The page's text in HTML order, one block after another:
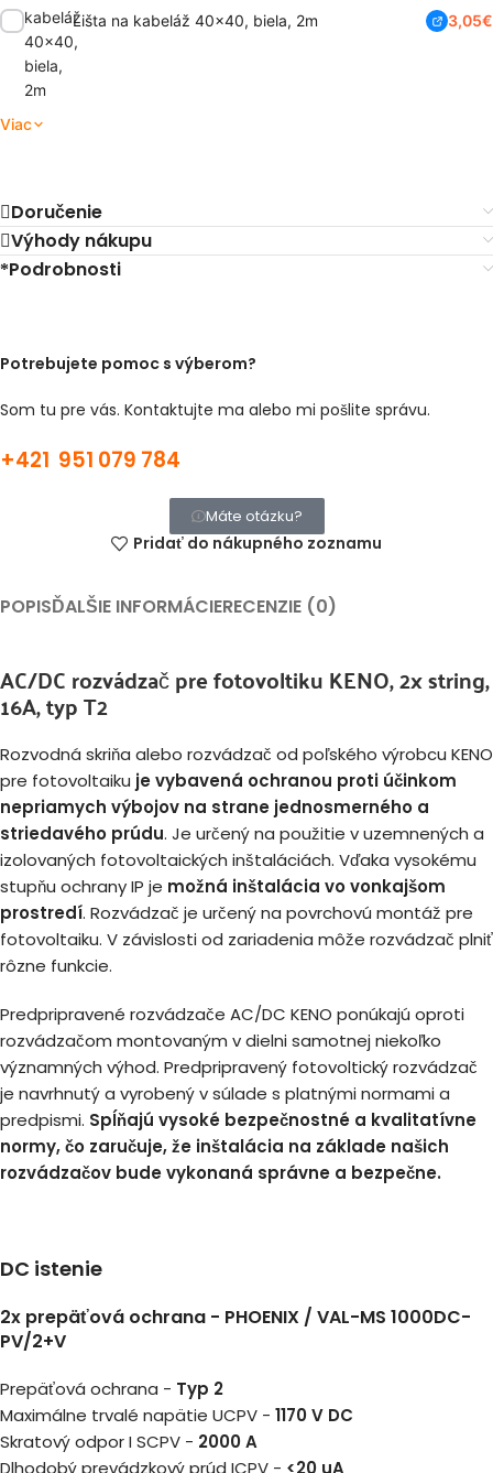
Lišta na kabeláž 40x40, biela, 2m 3,05€
Viac
Doručenie
Výhody nákupu
Podrobnosti
Potrebujete pomoc s výberom?
Som tu pre vás. Kontaktujte ma alebo mi pošlite správu.
+421 951 079 784
Máte otázku?
Pridať do nákupného zoznamu
POPISĎALŠIE INFORMÁCIERECENZIE (0)
AC/DC rozvádzač pre fotovoltiku KENO, 2x string,
16A, typ T2
Rozvodná skriňa alebo rozvádzač od poľského výrobcu KENO
pre fotovoltaiku je vybavená ochranou proti účinkom
nepriamych výbojov na strane jednosmerného a
striedavého prúdu. Je určený na použitie v uzemnených a
izolovaných fotovoltaických inštaláciách. Vďaka vysokému
stupňu ochrany IP je možná inštalácia vo vonkajšom
prostredí. Rozvádzač je určený na povrchovú montáž pre
fotovoltaiku. V závislosti od zariadenia môže rozvádzač plniť
rôzne funkcie.
Predpripravené rozvádzače AC/DC KENO ponúkajú oproti
rozvádzačom montovaným v dielni samotnej niekoľko
významných výhod. Predpripravený fotovoltický rozvádzač
je navrhnutý a vyrobený v súlade s platnými normami a
predpismi. Spĺňajú vysoké bezpečnostné a kvalitatívne
normy, čo zaručuje, že inštalácia na základe našich
rozvádzačov bude vykonaná správne a bezpečne.
DC istenie
2x prepäťová ochrana - PHOENIX / VAL-MS 1000DC-
PV/2+V
Prepäťová ochrana - Typ 2
Maximálne trvalé napätie UCPV - 1170 V DC
Skratový odpor I SCPV - 2000 A
Dlhodobý prevádzkový prúd ICPV - <20 uA